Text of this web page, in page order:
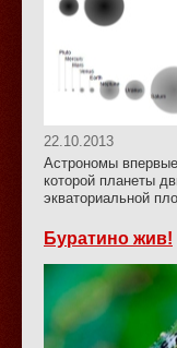
22.10.2013
Астрономы
которой планеты
экваториальной
Буратино жив!